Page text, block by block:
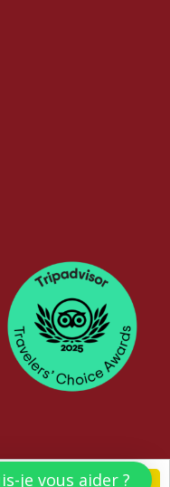
j'accepte
je vous aider ?